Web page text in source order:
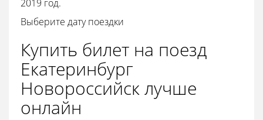
2019 год.
Выберите дату поездки
Купить билет на поезд
Екатеринбург
Новороссийск лучше
онлайн